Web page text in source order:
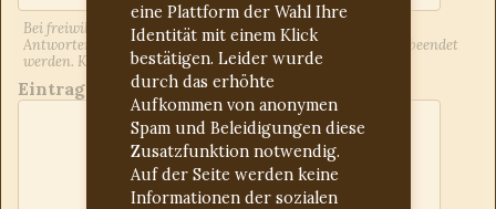
eine Plattform der Wahl Ihre
Identität mit einem Klick
bestätigen. Leider wurde
durch das erhöhte
Aufkommen von anonymen
Spam und Beleidigungen diese
Zusatzfunktion notwendig.
Auf der Seite werden keine
Informationen der sozialen
Bei freiwilliger Angabe der E-Mail-Adresse werden Sie über
Antworten auf Ihren Beitrag informiert. Dies kann jederzeit beendet
werden. Kontrollieren Sie ggf. den Spam-Ordner.
Eintrag: